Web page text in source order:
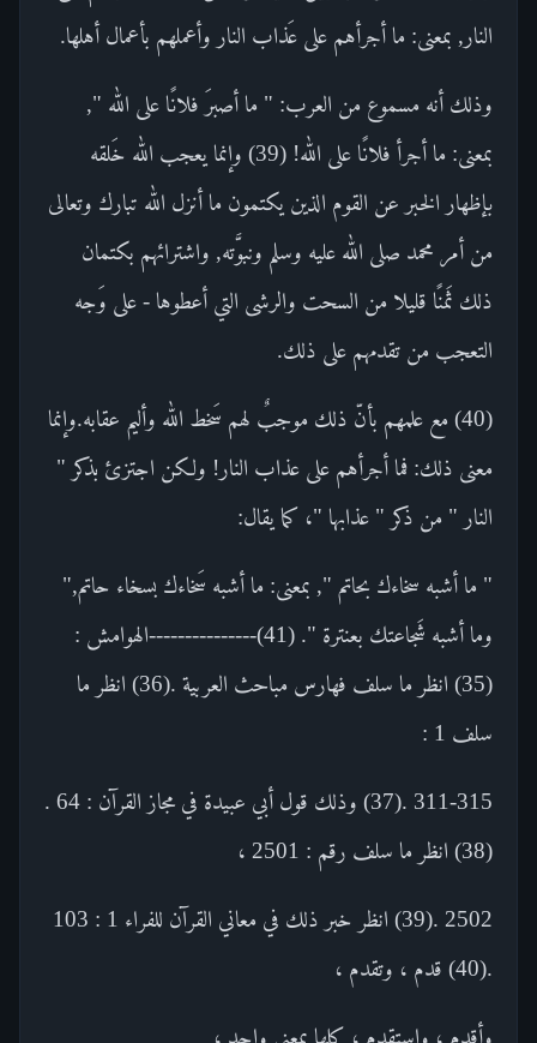
النار, بمعنى: ما أجرأهم على عَذاب النار وأعملهم بأعمال أهلها.
وذلك أنه مسموع من العرب: " ما أصبرَ فلانًا على الله ",
بمعنى: ما أجرأ فلانًا على الله! (39) وإنما يعجب الله خَلقه
بإظهار الخبر عن القوم الذين يكتمون ما أنزل الله تبارك وتعالى
من أمر محمد صلى الله عليه وسلم ونبوَّته, واشترائهم بكتمان
ذلك ثَمنًا قليلا من السحت والرشى التي أعطوها - على وَجه
التعجب من تقدمهم على ذلك.
(40) مع علمهم بأنّ ذلك موجبٌ لهم سَخط الله وأليم عقابه.وإنما
معنى ذلك: فما أجرأهم على عذاب النار! ولكن اجتزئ بذكر "
النار " من ذكر " عذابها "، كما يقال:
" ما أشبه سخاءك بحاتم ", بمعنى: ما أشبه سَخاءك بسخاء حاتم,"
وما أشبه شَجاعتك بعنترة ". (41)---------------الهوامش :
(35) انظر ما سلف فهارس مباحث العربية .(36) انظر ما
سلف 1 :
311-315 .(37) وذلك قول أبي عبيدة في مجاز القرآن : 64 .
(38) انظر ما سلف رقم : 2501 ،
2502 .(39) انظر خبر ذلك في معاني القرآن للفراء 1 : 103
.(40) قدم ، وتقدم ،
وأقدم ، واستقدم ، كلها بمعنى واحد ،